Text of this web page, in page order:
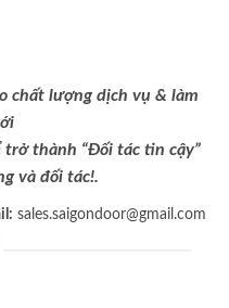
chất lượng dịch vụ & làm
trở thành “Đối tác tin cậy”
và đối tác!.
: sales.saigondoor@gmail.com